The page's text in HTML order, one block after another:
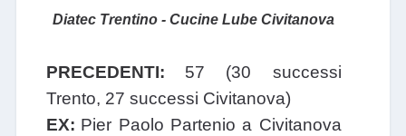
Diatec Trentino - Cucine Lube Civitanova
PRECEDENTI:
57 (30 successi
Trento, 27 successi Civitanova)
EX: Pier Paolo Partenio a Civitanova